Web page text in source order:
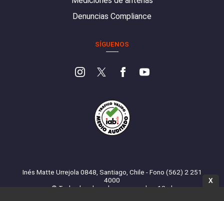
Denuncias Compliance
SÍGUENOS
Inés Matte Urrejola 0848, Santiago, Chile - Fono (562) 2 251
4000
© Todos los derechos reservados. 13.cl
X